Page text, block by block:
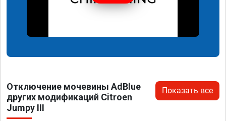
Отключение мочевины AdBlue
других модификаций Citroen
Jumpy III
Показать все